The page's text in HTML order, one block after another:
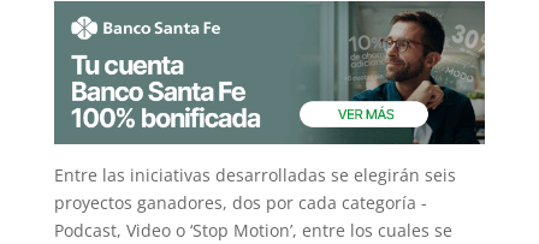
Entre las iniciativas desarrolladas se elegirán seis
proyectos ganadores, dos por cada categoría -
Podcast, Video o ‘Stop Motion’, entre los cuales se